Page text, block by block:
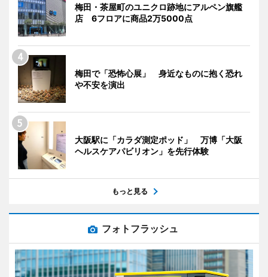
梅田・茶屋町のユニクロ跡地にアルペン旗艦
店 6フロアに商品2万5000点
梅田で「恐怖心展」 身近なものに抱く恐れ
や不安を演出
大阪駅に「カラダ測定ポッド」 万博「大阪
ヘルスケアパビリオン」を先行体験
もっと見る
フォトフラッシュ